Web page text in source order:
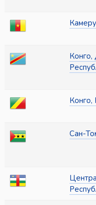
Конго,
Конго,
Сан-